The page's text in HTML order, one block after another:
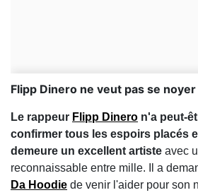
Flipp Dinero ne veut pas se
Le rappeur Flipp Dinero n'a peut-
confirmer tous les espoirs placés
demeure un excellent artiste avec
reconnaissable entre mille. Il a
Da Hoodie de venir l'aider pour son